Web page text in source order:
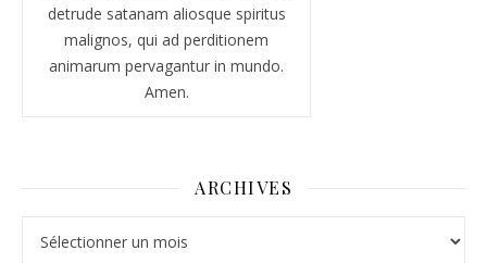
detrude satanam aliosque spiritus
malignos, qui ad perditionem
animarum pervagantur in mundo.
Amen.
ARCHIVES